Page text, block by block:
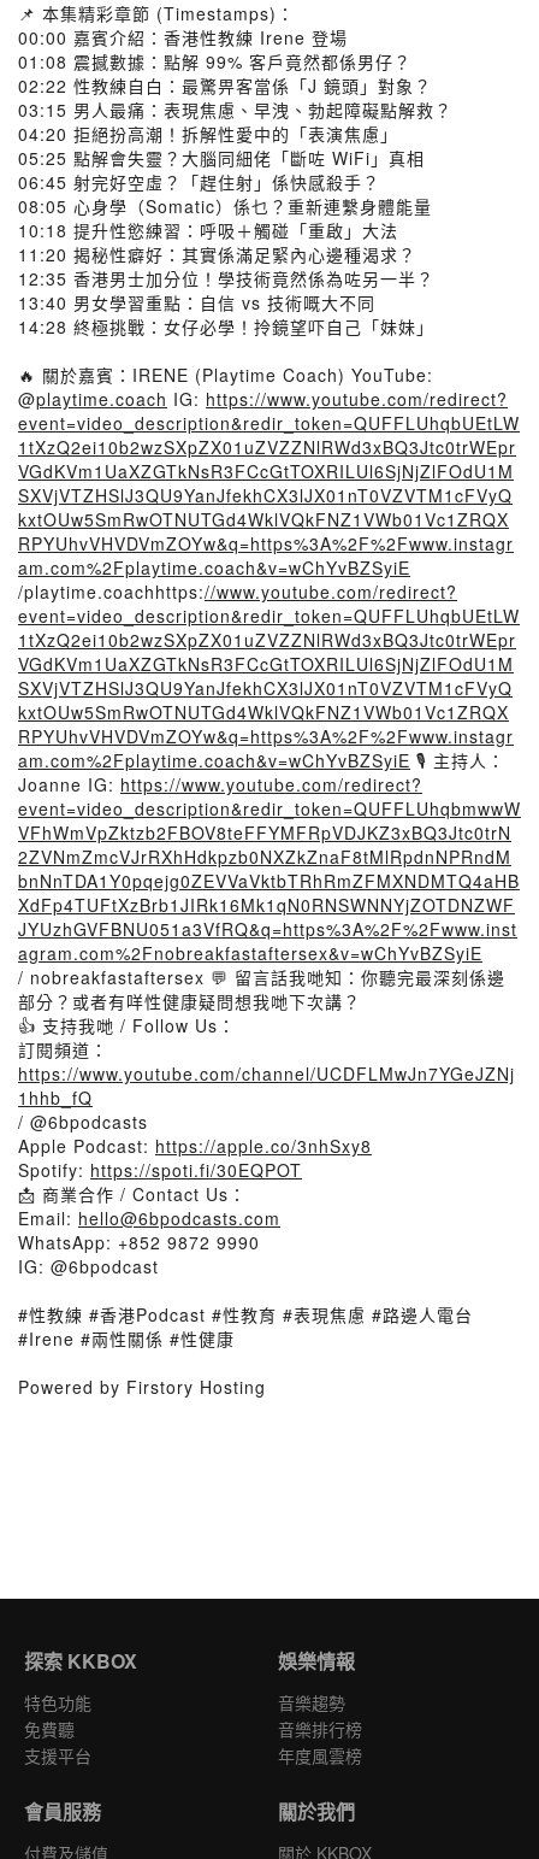
📌 本集精彩章節 (Timestamps)：
00:00 嘉賓介紹：香港性教練 Irene 登場
01:08 震撼數據：點解 99% 客戶竟然都係男仔？
02:22 性教練自白：最驚畀客當係「J 鏡頭」對象？
03:15 男人最痛：表現焦慮、早洩、勃起障礙點解救？
04:20 拒絕扮高潮！拆解性愛中的「表演焦慮」
05:25 點解會失靈？大腦同細佬「斷咗 WiFi」真相
06:45 射完好空虛？「趕住射」係快感殺手？
08:05 心身學（Somatic）係乜？重新連繫身體能量
10:18 提升性慾練習：呼吸＋觸碰「重啟」大法
11:20 揭秘性癖好：其實係滿足緊內心邊種渴求？
12:35 香港男士加分位！學技術竟然係為咗另一半？
13:40 男女學習重點：自信 vs 技術嘅大不同
14:28 終極挑戰：女仔必學！拎鏡望吓自己「妹妹」
🔥 關於嘉賓：IRENE (Playtime Coach) YouTube:
@playtime.coach IG: https://www.youtube.com/redirect?
event=video_description&redir_token=QUFFLUhqbUEtLW
1tXzQ2ei10b2wzSXpZX01uZVZZNlRWd3xBQ3Jtc0trWEpr
VGdKVm1UaXZGTkNsR3FCcGtTOXRILUl6SjNjZlFOdU1M
SXVjVTZHSlJ3QU9YanJfekhCX3lJX01nT0VZVTM1cFVyQ
kxtOUw5SmRwOTNUTGd4WklVQkFNZ1VWb01Vc1ZRQX
RPYUhvVHVDVmZOYw&q=https%3A%2F%2Fwww.instagr
am.com%2Fplaytime.coach&v=wChYvBZSyiE
/playtime.coachhttps://www.youtube.com/redirect?
event=video_description&redir_token=QUFFLUhqbUEtLW
1tXzQ2ei10b2wzSXpZX01uZVZZNlRWd3xBQ3Jtc0trWEpr
VGdKVm1UaXZGTkNsR3FCcGtTOXRILUl6SjNjZlFOdU1M
SXVjVTZHSlJ3QU9YanJfekhCX3lJX01nT0VZVTM1cFVyQ
kxtOUw5SmRwOTNUTGd4WklVQkFNZ1VWb01Vc1ZRQX
RPYUhvVHVDVmZOYw&q=https%3A%2F%2Fwww.instagr
am.com%2Fplaytime.coach&v=wChYvBZSyiE 🎙 主持人：
Joanne IG: https://www.youtube.com/redirect?
event=video_description&redir_token=QUFFLUhqbmwwW
VFhWmVpZktzb2FBOV8teFFYMFRpVDJKZ3xBQ3Jtc0trN
2ZVNmZmcVJrRXhHdkpzb0NXZkZnaF8tMlRpdnNPRndM
bnNnTDA1Y0pqejg0ZEVVaVktbTRhRmZFMXNDMTQ4aHB
XdFp4TUFtXzBrb1JIRk16Mk1qN0RNSWNNYjZOTDNZWF
JYUzhGVFBNU051a3VfRQ&q=https%3A%2F%2Fwww.inst
agram.com%2Fnobreakfastaftersex&v=wChYvBZSyiE
/ nobreakfastaftersex 💬 留言話我哋知：你聽完最深刻係邊
部分？或者有咩性健康疑問想我哋下次講？
👍 支持我哋 / Follow Us：
訂閱頻道：
https://www.youtube.com/channel/UCDFLMwJn7YGeJZNj
1hhb_fQ
/ @6bpodcasts
Apple Podcast: https://apple.co/3nhSxy8
Spotify: https://spoti.fi/30EQPOT
📩 商業合作 / Contact Us：
Email: hello@6bpodcasts.com
WhatsApp: +852 9872 9990
IG: @6bpodcast
#性教練 #香港Podcast #性教育 #表現焦慮 #路邊人電台
#Irene #兩性關係 #性健康
Powered by Firstory Hosting
探索 KKBOX
特色功能
免費聽
支援平台
娛樂情報
音樂趨勢
音樂排行榜
年度風雲榜
會員服務
付費及儲值
關於我們
關於 KKBOX